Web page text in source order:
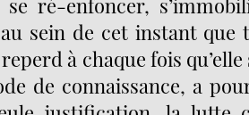
ré-enfoncer,
sein de cet instant que
à chaque fois
de connaissance, a